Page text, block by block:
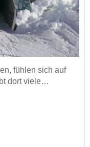
fühlen sich auf
dort viele…